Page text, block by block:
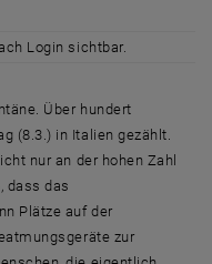
Login sichtbar.
Über hundert
(8.3.) in Italien gezählt.
nur an der hohen Zahl
dass das
Plätze auf der
zur